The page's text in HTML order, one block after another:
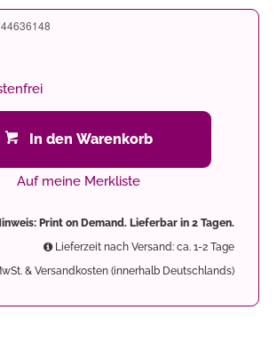
In den Warenkorb
Auf meine Merkliste
Print on Demand. Lieferbar in 2 Tagen.
Lieferzeit nach Versand: ca. 1-2 Tage
& Versandkosten (innerhalb Deutschlands)